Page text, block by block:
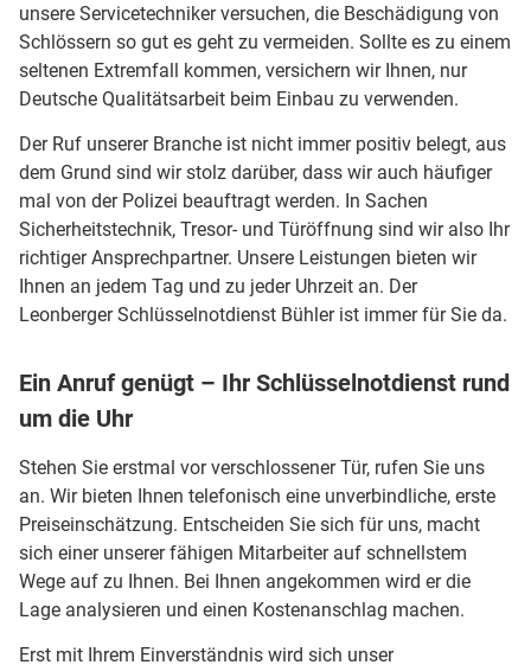
unsere Servicetechniker versuchen, die Beschädigung von
Schlössern so gut es geht zu vermeiden. Sollte es zu einem
seltenen Extremfall kommen, versichern wir Ihnen, nur
Deutsche Qualitätsarbeit beim Einbau zu verwenden.
Der Ruf unserer Branche ist nicht immer positiv belegt, aus
dem Grund sind wir stolz darüber, dass wir auch häufiger
mal von der Polizei beauftragt werden. In Sachen
Sicherheitstechnik, Tresor- und Türöffnung sind wir also Ihr
richtiger Ansprechpartner. Unsere Leistungen bieten wir
Ihnen an jedem Tag und zu jeder Uhrzeit an. Der
Leonberger Schlüsselnotdienst Bühler ist immer für Sie da.
Ein Anruf genügt – Ihr Schlüsselnotdienst rund
um die Uhr
Stehen Sie erstmal vor verschlossener Tür, rufen Sie uns
an. Wir bieten Ihnen telefonisch eine unverbindliche, erste
Preiseinschätzung. Entscheiden Sie sich für uns, macht
sich einer unserer fähigen Mitarbeiter auf schnellstem
Wege auf zu Ihnen. Bei Ihnen angekommen wird er die
Lage analysieren und einen Kostenanschlag machen.
Erst mit Ihrem Einverständnis wird sich unser